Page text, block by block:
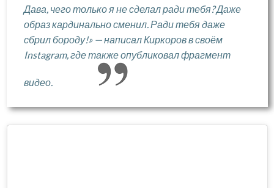
Дава, чего только я не сделал ради тебя? Даже
образ кардинально сменил. Ради тебя даже
сбрил бороду!» — написал Киркоров в своём
Instagram, где также опубликовал фрагмент
видео.